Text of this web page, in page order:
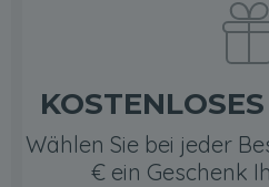
Wählen Sie bei jeder
€ ein Geschenk